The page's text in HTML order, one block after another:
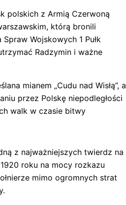
polskich z Armią Czerwoną
którą bronili
Wojskowych 1 Pułk
Radzymin i ważne
mianem „Cudu nad Wisłą”, a
przez Polskę niepodległości
walk w czasie bitwy
z najważniejszych twierdz na
roku na mocy rozkazu
mimo ogromnych strat